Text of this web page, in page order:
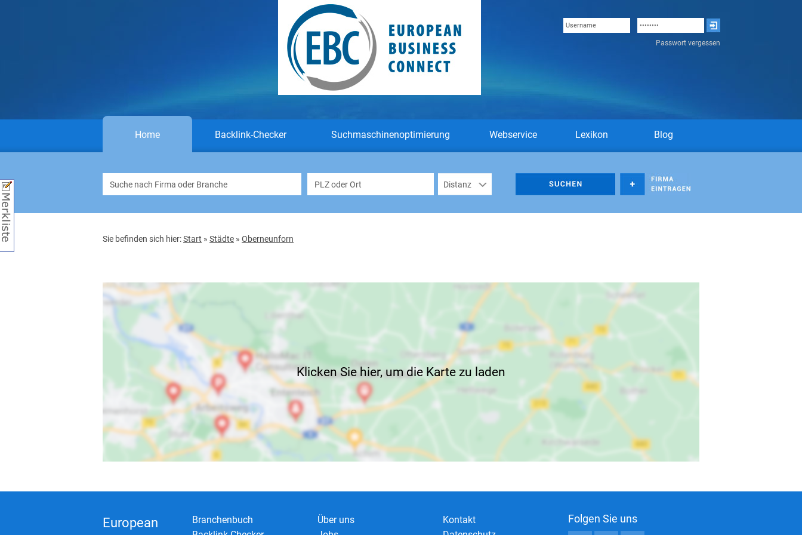
Passwort vergessen
Home Backlink-Checker Suchmaschinenoptimierung Webservice Lexikon Blog
Sie befinden sich hier:Start » Städte » Oberneunforn
Klicken Sie hier, um die Karte zu laden
European
Branchenbuch
Über uns
Kontakt
Folgen Sie uns